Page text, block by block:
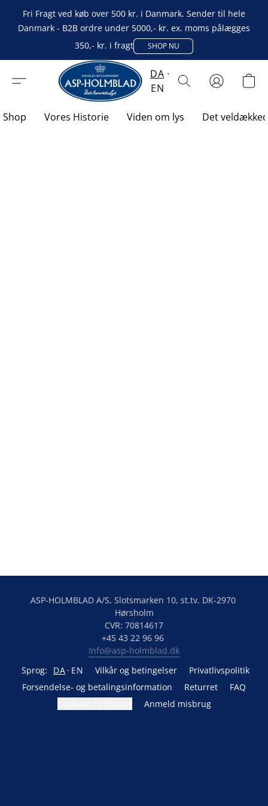
Fri Fragt ved køb over 500 kr. i Danmark. Sender til hele
Danmark - B2B ordre under 5000,- kr. ex. moms pålægges
350,- kr. i fragt
SHOP NU
DA
EN
Shop Vores Historie Viden om lys Det
ASP-HOLMBLAD A/S, Slotsmarken 10, st.tv. DK-2970
Hørsholm
CVR: 70814617
Info@asp-holmblad.dk
Sprog:
DA EN Vilkår og betingelser
Privatlivspolitik
Forsendelse- og betalingsinformation
Returret
FAQ
Anmeld misbrug